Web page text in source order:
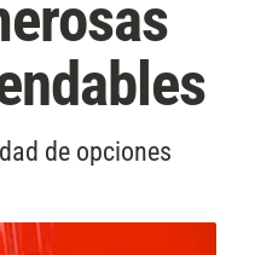
de opciones